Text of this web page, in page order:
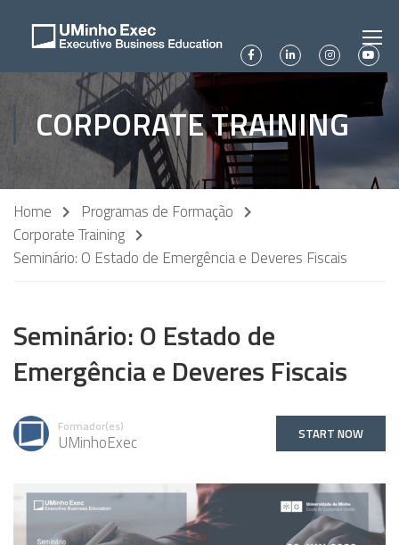
CORPORATE TRAINING
Home
Programas de Formação
Corporate Training
Seminário: O Estado de Emergência e Deveres Fiscais
Seminário: O Estado de
Emergência e Deveres Fiscais
Formador(es)
UMinhoExec START NOW